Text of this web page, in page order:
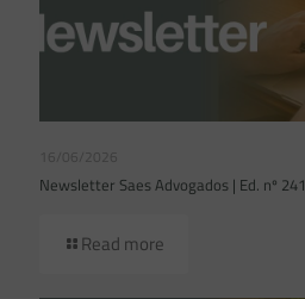
16/06/2026
Newsletter Saes Advogados | Ed. nº 241
Read more